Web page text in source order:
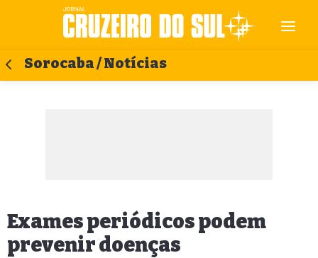
Sorocaba / Notícias
Exames periódicos podem
prevenir doenças